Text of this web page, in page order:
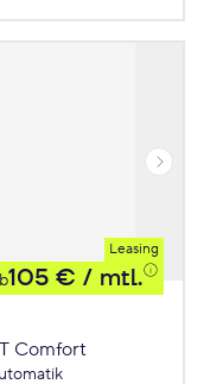
Leasing
105 € / mtl.
Comfort